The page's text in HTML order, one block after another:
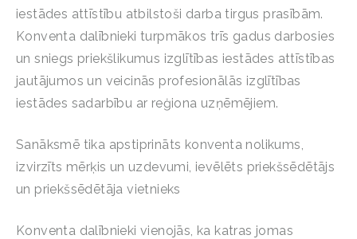
iestādes attīstību atbilstoši darba tirgus prasībām.
Konventa dalībnieki turpmākos trīs gadus darbosies
un sniegs priekšlikumus izglītības iestādes attīstības
jautājumos un veicinās profesionālās izglītības
iestādes sadarbību ar reģiona uzņēmējiem.
Sanāksmē tika apstiprināts konventa nolikums,
izvirzīts mērķis un uzdevumi, ievēlēts priekšsēdētājs
un priekšsēdētāja vietnieks
Konventa dalībnieki vienojās, ka katras jomas